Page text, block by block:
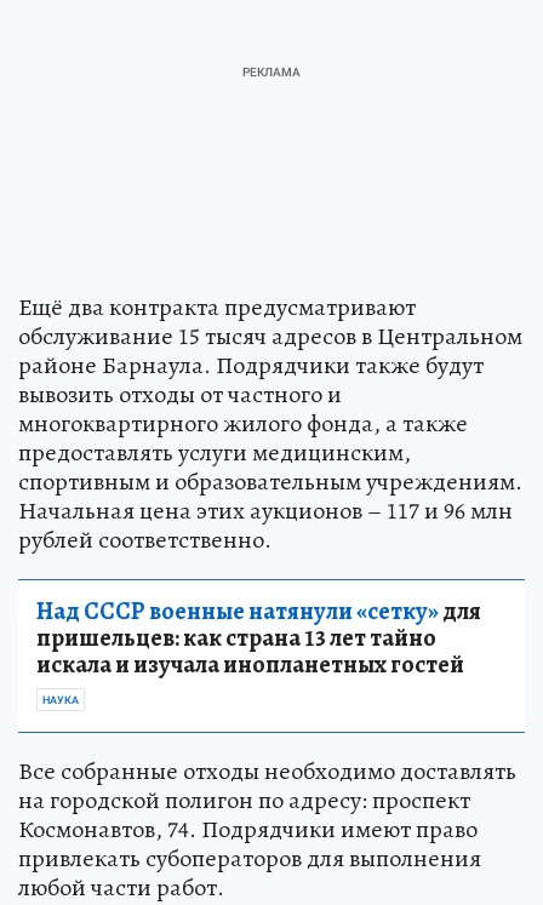
Ещё два контракта предусматривают
обслуживание 15 тысяч адресов в Центральном
районе Барнаула. Подрядчики также будут
вывозить отходы от частного и
многоквартирного жилого фонда, а также
предоставлять услуги медицинским,
спортивным и образовательным учреждениям.
Начальная цена этих аукционов – 117 и 96 млн
рублей соответственно.
Над СССР военные натянули «сетку»для
пришельцев: как страна 13 лет тайно
искала и изучала инопланетных гостей
НАУКА
Все собранные отходы необходимо доставлять
на городской полигон по адресу: проспект
Космонавтов, 74. Подрядчики имеют право
привлекать субоператоров для выполнения
любой части работ.